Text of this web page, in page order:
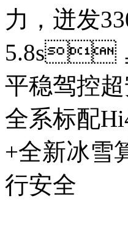
力，迸发
5.8s
平稳驾控超
全系标配
+全新冰雪算
行安全